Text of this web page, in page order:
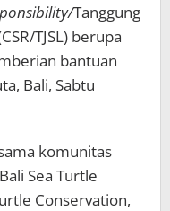
Tanggung
TJSL) berupa
bantuan
Bali, Sabtu
komunitas
Sea Turtle
Conservation,